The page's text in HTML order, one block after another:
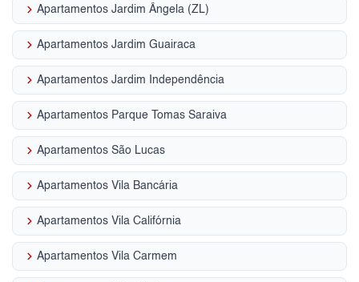
keyboard_arrow_right Apartamentos Jardim Ângela (ZL)
keyboard_arrow_right Apartamentos Jardim Guairaca
keyboard_arrow_right Apartamentos Jardim Independência
keyboard_arrow_right Apartamentos Parque Tomas Saraiva
keyboard_arrow_right Apartamentos São Lucas
keyboard_arrow_right Apartamentos Vila Bancária
keyboard_arrow_right Apartamentos Vila Califórnia
keyboard_arrow_right Apartamentos Vila Carmem